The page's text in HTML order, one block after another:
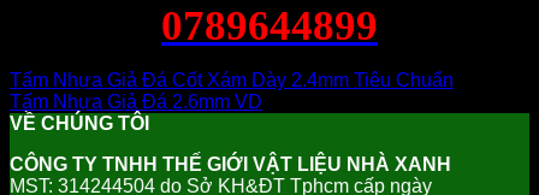
0789644899
Tấm Nhựa Giả Đá Cốt Xám Dày 2.4mm Tiêu Chuẩn
Tấm Nhựa Giả Đá 2.6mm VD
VỀ CHÚNG TÔI
CÔNG TY TNHH THẾ GIỚI VẬT LIỆU NHÀ XANH
MST: 314244504 do Sở KH&ĐT Tphcm cấp ngày